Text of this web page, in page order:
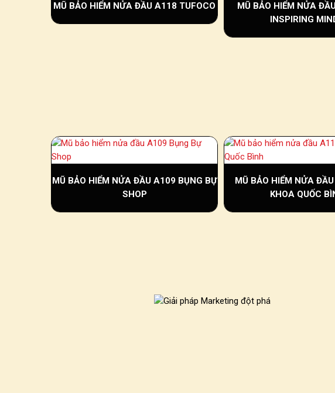
MŨ BẢO HIỂM NỬA ĐẦU A118 TUFOCO
MŨ BẢO HIỂM NỬA
INSPIRING
MŨ BẢO HIỂM NỬA ĐẦU A109 BỤNG BỰ
SHOP
MŨ BẢO HIỂM NỬA
KHOA QUỐC